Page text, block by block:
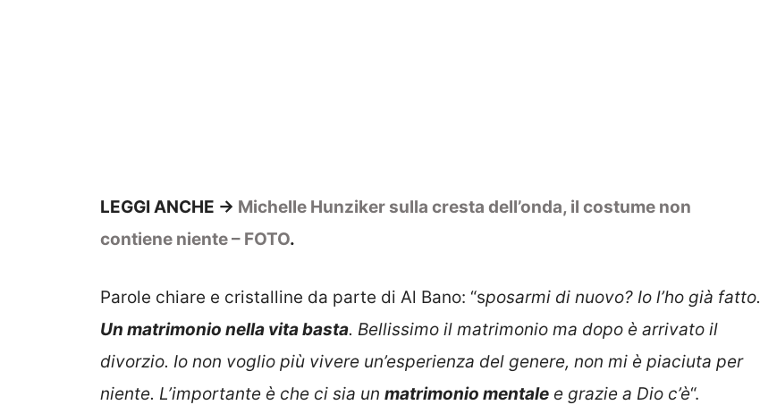
LEGGI ANCHE -> Michelle Hunziker sulla cresta dell’onda, il costume non
contiene niente – FOTO.
Parole chiare e cristalline da parte di Al Bano: “sposarmi di nuovo? Io l’ho già fatto.
Un matrimonio nella vita basta. Bellissimo il matrimonio ma dopo è arrivato il
divorzio. Io non voglio più vivere un’esperienza del genere, non mi è piaciuta per
niente. L’importante è che ci sia un matrimonio mentale e grazie a Dio c’è“.